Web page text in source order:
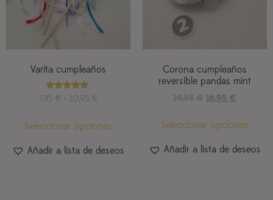
Varita cumpleaños
Valorado
7,95 € - 10,95 €
Seleccionar opciones
Añadir a lista de deseos
Corona cumpleaños
reversible pandas mint
19,95€ 16,95 €
Seleccionar opciones
Añadir a lista de deseos